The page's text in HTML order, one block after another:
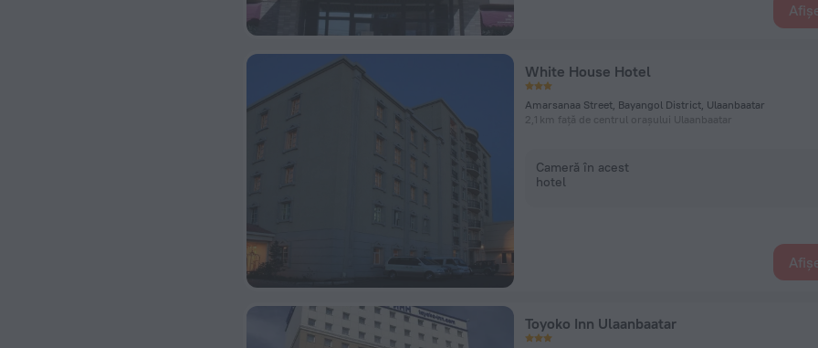
White House Hotel
Amarsanaa Street, Bayangol District, Ulaanbaatar
2,1 km față de centrul orașului Ulaanbaatar
Cameră în acest
hotel
Toyoko Inn Ulaanbaatar